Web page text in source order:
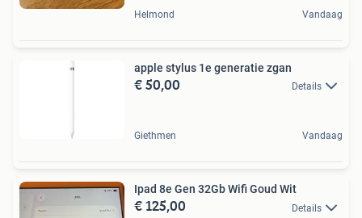
Helmond Vandaag
apple stylus 1e generatie zgan
€ 50,00 Details
Giethmen Vandaag
Ipad 8e Gen 32Gb Wifi Goud Wit
€ 125,00 Details